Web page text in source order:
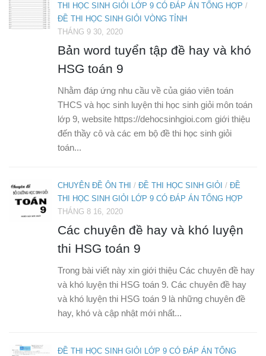
THI HỌC SINH GIỎI LỚP 9 CÓ ĐÁP ÁN TỔNG HỢP /
ĐỀ THI HỌC SINH GIỎI VÒNG TỈNH
THÁNG 9 30, 2020
Bản word tuyển tập đề hay và khó
HSG toán 9
Nhằm đáp ứng nhu cầu về của giáo viên toán
THCS và học sinh luyện thi học sinh giỏi môn toán
lớp 9, website https://dehocsinhgioi.com giới thiệu
đến thầy cô và các em bộ đề thi học sinh giỏi
toán...
CHUYÊN ĐỀ ÔN THI / ĐỀ THI HỌC SINH GIỎI / ĐỀ
THI HỌC SINH GIỎI LỚP 9 CÓ ĐÁP ÁN TỔNG HỢP
THÁNG 8 16, 2020
Các chuyên đề hay và khó luyện
thi HSG toán 9
Trong bài viết này xin giới thiệu Các chuyên đề hay
và khó luyện thi HSG toán 9. Các chuyên đề hay
và khó luyện thi HSG toán 9 là những chuyên đề
hay, khó và cập nhật mới nhất...
ĐỀ THI HỌC SINH GIỎI LỚP 9 CÓ ĐÁP ÁN TỔNG